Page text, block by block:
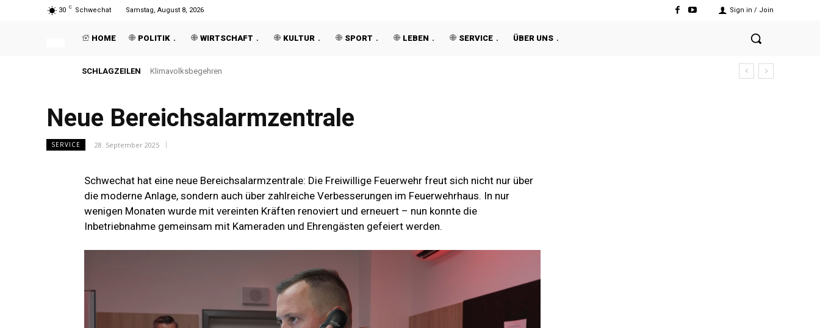
30 C Schwechat Samstag, August 8, 2026 Sign in / Join
HOME POLITIK WIRTSCHAFT KULTUR SPORT LEBEN SERVICE ÜBER UNS
SCHLAGZEILEN Klimavolksbegehren
Neue Bereichsalarmzentrale
SERVICE 28. September 2025
Schwechat hat eine neue Bereichsalarmzentrale: Die Freiwillige Feuerwehr freut sich nicht nur über
die moderne Anlage, sondern auch über zahlreiche Verbesserungen im Feuerwehrhaus. In nur
wenigen Monaten wurde mit vereinten Kräften renoviert und erneuert – nun konnte die
Inbetriebnahme gemeinsam mit Kameraden und Ehrengästen gefeiert werden.